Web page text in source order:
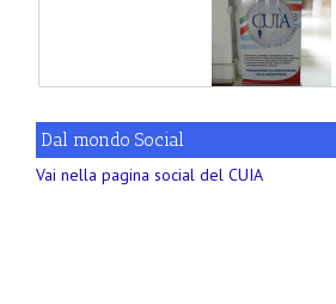
Dal mondo Social
Vai nella pagina social del CUIA